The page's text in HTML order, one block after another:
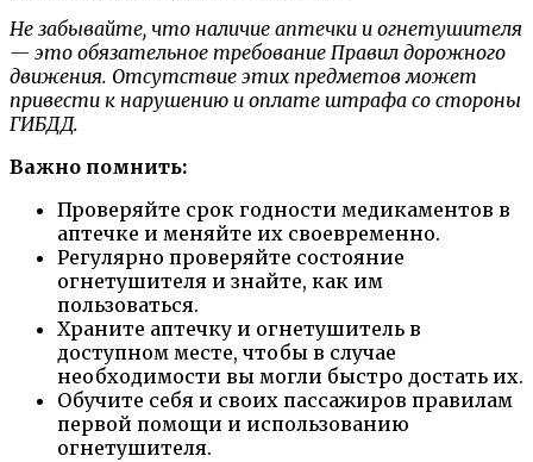
Не забывайте, что наличие аптечки и огнетушителя
— это обязательное требование Правил дорожного
движения. Отсутствие этих предметов может
привести к нарушению и оплате штрафа со стороны
ГИБДД.
Важно помнить:
Проверяйте срок годности медикаментов в
аптечке и меняйте их своевременно.
Регулярно проверяйте состояние
огнетушителя и знайте, как им
пользоваться.
Храните аптечку и огнетушитель в
доступном месте, чтобы в случае
необходимости вы могли быстро достать их.
Обучите себя и своих пассажиров правилам
первой помощи и использованию
огнетушителя.